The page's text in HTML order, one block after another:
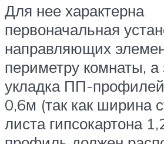
Для нее характерна
первоначальная
направляющих
периметру комнаты, а
укладка ПП-
0,6м (так как ширина
листа гипсокартона